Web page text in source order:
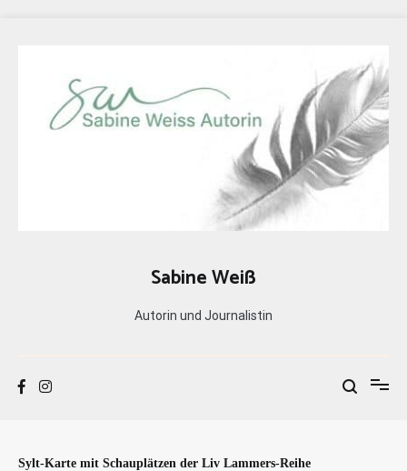
Sabine Weiß
Autorin und Journalistin
Sylt-Karte mit Schauplätzen der Liv Lammers-Reihe